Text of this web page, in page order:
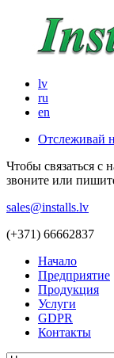
lv
ru
en
Отслеживай
Чтобы связаться с
звоните или
sales@installs.lv
(+371) 66662837
Начало
Предприятие
Продукция
Услуги
GDPR
Контакты